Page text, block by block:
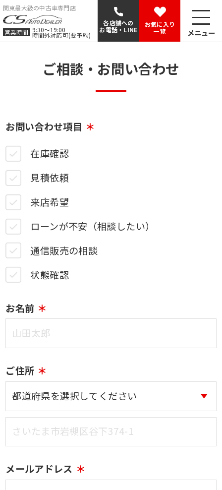
関東最大級の中古車専門店
営業時間 9:30〜19:00
時間外対応可(要予約)
各店舗への
お電話・LINE
お気に入り
一覧
メニュー
ご相談・お問い合わせ
お問い合わせ項目
在庫確認
見積依頼
来店希望
ローンが不安（相談したい）
通信販売の相談
状態確認
お名前
ご住所
メールアドレス